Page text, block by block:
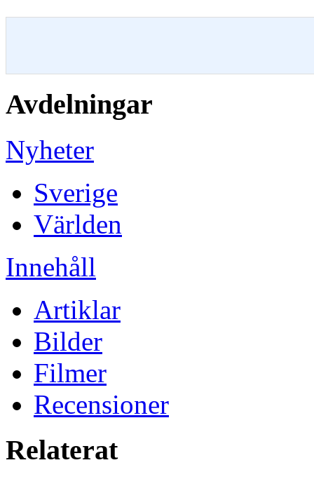
Avdelningar
Nyheter
Sverige
Världen
Innehåll
Artiklar
Bilder
Filmer
Recensioner
Relaterat